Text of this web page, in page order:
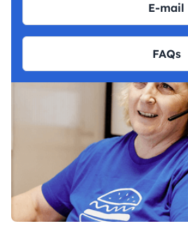
E-mail
FAQs